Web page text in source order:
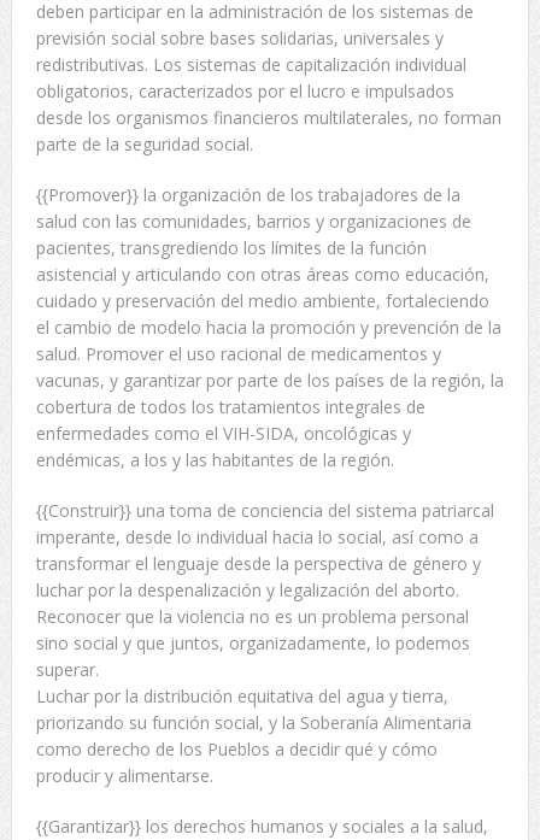
deben participar en la administración de los sistemas de
previsión social sobre bases solidarias, universales y
redistributivas. Los sistemas de capitalización individual
obligatorios, caracterizados por el lucro e impulsados
desde los organismos financieros multilaterales, no forman
parte de la seguridad social.
{{Promover}} la organización de los trabajadores de la
salud con las comunidades, barrios y organizaciones de
pacientes, transgrediendo los límites de la función
asistencial y articulando con otras áreas como educación,
cuidado y preservación del medio ambiente, fortaleciendo
el cambio de modelo hacia la promoción y prevención de la
salud. Promover el uso racional de medicamentos y
vacunas, y garantizar por parte de los países de la región, la
cobertura de todos los tratamientos integrales de
enfermedades como el VIH-SIDA, oncológicas y
endémicas, a los y las habitantes de la región.
{{Construir}} una toma de conciencia del sistema patriarcal
imperante, desde lo individual hacia lo social, así como a
transformar el lenguaje desde la perspectiva de género y
luchar por la despenalización y legalización del aborto.
Reconocer que la violencia no es un problema personal
sino social y que juntos, organizadamente, lo podemos
superar.
Luchar por la distribución equitativa del agua y tierra,
priorizando su función social, y la Soberanía Alimentaria
como derecho de los Pueblos a decidir qué y cómo
producir y alimentarse.
{{Garantizar}} los derechos humanos y sociales a la salud,